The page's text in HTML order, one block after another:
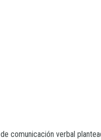
comunicación verbal